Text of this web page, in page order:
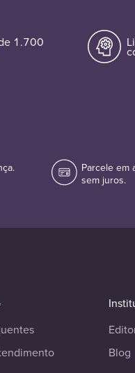
1.700
Parcele em
sem juros.
Blog